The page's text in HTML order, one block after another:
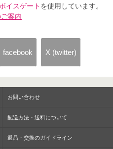
ボイスゲート を使用しています。
案内
facebook X (twitter)
お問い合わせ
配送方法・送料について
返品・交換のガイドライン